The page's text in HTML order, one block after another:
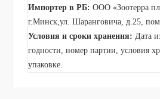
Импортер в РБ: ООО «Зоотерра
г.Минск,ул. Шаранговича, д.25,
Условия и сроки хранения: Дата
годности, номер партии, условия
упаковке.